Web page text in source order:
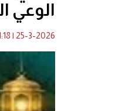
الوعي
25-3-2026
|